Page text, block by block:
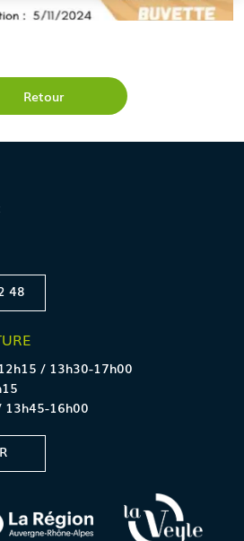
Retour
48
/ 13h30-17h00
13h45-16h00